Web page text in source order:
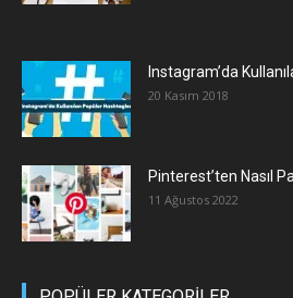
Instagram’da
20 Kasım 2018
Pinterest’ten Nasıl
11 Ağustos 2022